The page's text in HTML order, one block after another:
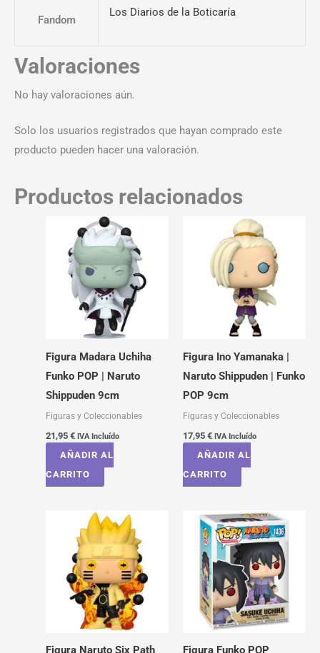
Fandom
Los Diarios de la Boticaría
Valoraciones
No hay valoraciones aún.
Solo los usuarios registrados que hayan comprado este
producto pueden hacer una valoración.
Productos relacionados
Figura Madara Uchiha
Funko POP | Naruto
Shippuden 9cm
Figuras y Coleccionables
21,95 € IVA Incluído
AÑADIR AL
CARRITO
Figura Ino Yamanaka |
Naruto Shippuden | Funko
POP 9cm
Figuras y Coleccionables
17,95 € IVA Incluído
AÑADIR AL
CARRITO
Figura Naruto Six Path
Figura Funko POP